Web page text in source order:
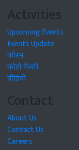
Activities
Upcoming Events
Events Update
फोरम
फोटो गैलरी
वीडियो
Contact
About Us
Contact Us
Careers